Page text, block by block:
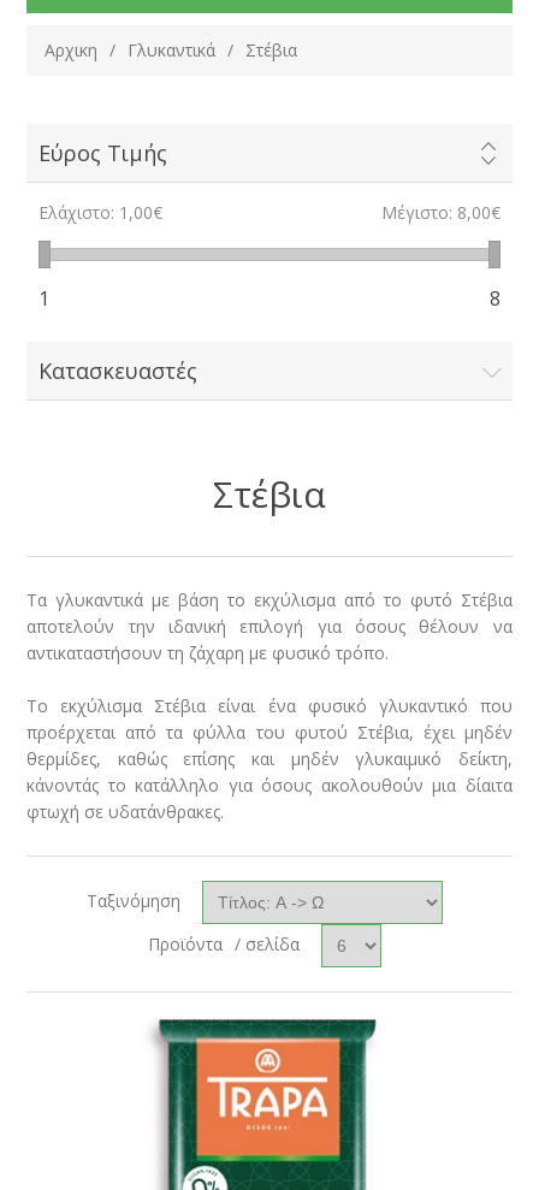
Αρχικη / Γλυκαντικά / Στέβια
Εύρος Τιμής
Ελάχιστο: 1,00€ Μέγιστο: 8,00€
1 8
Κατασκευαστές
Στέβια
Τα γλυκαντικά με βάση το εκχύλισμα από το φυτό Στέβια
αποτελούν την ιδανική επιλογή για όσους θέλουν να
αντικαταστήσουν τη ζάχαρη με φυσικό τρόπο.
Το εκχύλισμα Στέβια είναι ένα φυσικό γλυκαντικό που
προέρχεται από τα φύλλα του φυτού Στέβια, έχει μηδέν
θερμίδες, καθώς επίσης και μηδέν γλυκαιμικό δείκτη,
κάνοντάς το κατάλληλο για όσους ακολουθούν μια δίαιτα
φτωχή σε υδατάνθρακες.
Ταξινόμηση
Προϊόντα / σελίδα